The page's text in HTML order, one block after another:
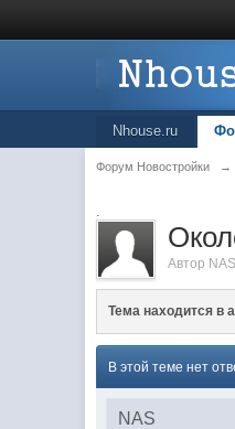
Nhouse.ru
Форум Новостройки →
.
Автор NAS
Тема находится в
В этой теме нет
NAS